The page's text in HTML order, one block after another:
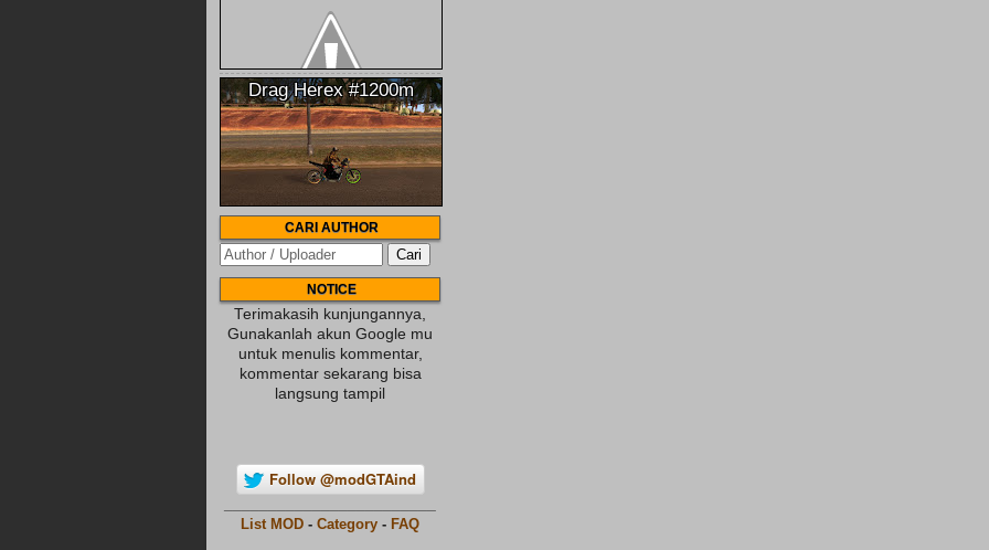
Drag Herex #1200m
CARI AUTHOR
NOTICE
Terimakasih kunjungannya,
Gunakanlah akun Google mu
untuk menulis kommentar,
kommentar sekarang bisa
langsung tampil
Follow @modGTAind
List MOD - Category - FAQ